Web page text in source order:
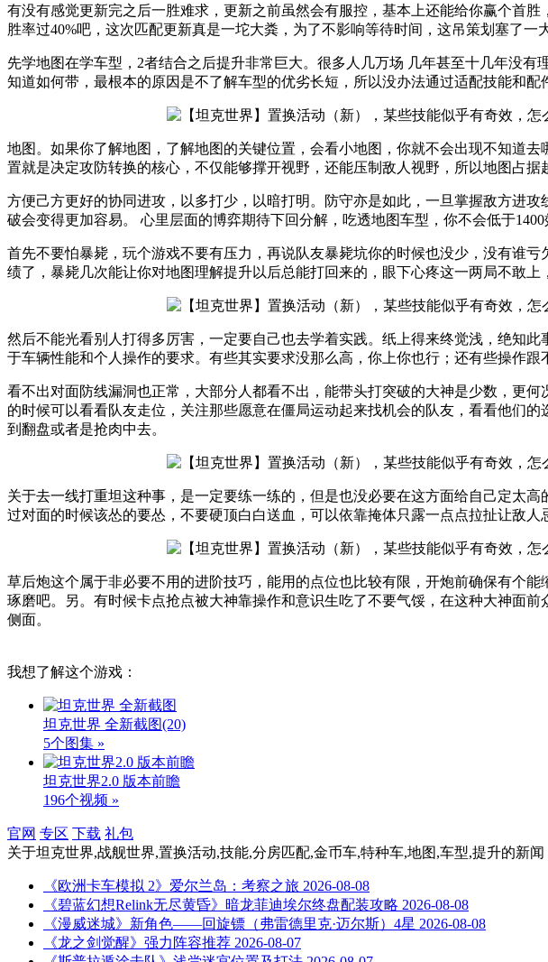
有没有感觉更新完之后一胜难求，更新之前虽然会有服控，基本上还能给你赢个首
胜率过40%吧，这次匹配更新真是一坨大粪，为了不影响等待时间，这吊策划塞了
先学地图在学车型，2者结合之后提升非常巨大。很多人几万场 几年甚至十几年没
知道如何带，最根本的原因是不了解车型的优劣长短，所以没办法通过适配技能和配
地图。如果你了解地图，了解地图的关键位置，会看小地图，你就不会出现不知道
置就是决定攻防转换的核心，不仅能够撑开视野，还能压制敌人视野，所以地图占
方便己方更好的协同进攻，以多打少，以暗打明。防守亦是如此，一旦掌握敌方进
破会变得更加容易。 心里层面的博弈期待下回分解，吃透地图车型，你不会低于
首先不要怕暴毙，玩个游戏不要有压力，再说队友暴毙坑你的时候也没少，没有谁
绩了，暴毙几次能让你对地图理解提升以后总能打回来的，眼下心疼这一两局不敢上
然后不能光看别人打得多厉害，一定要自己也去学着实践。纸上得来终觉浅，绝知
于车辆性能和个人操作的要求。有些其实要求没那么高，你上你也行；还有些操作
看不出对面防线漏洞也正常，大部分人都看不出，能带头打突破的大神是少数，更
的时候可以看看队友走位，关注那些愿意在僵局运动起来找机会的队友，看看他们
到翻盘或者是抢肉中去。
关于去一线打重坦这种事，是一定要练一练的，但是也没必要在这方面给自己定太
过对面的时候该怂的要怂，不要硬顶白白送血，可以依靠掩体只露一点点拉扯让敌
草后炮这个属于非必要不用的进阶技巧，能用的点位也比较有限，开炮前确保有个
琢磨吧。另。有时候卡点抢点被大神靠操作和意识生吃了不要气馁，在这种大神面
侧面。
我想了解这个游戏：
坦克世界 全新截图(20)
5个图集 »
坦克世界2.0 版本前瞻
196个视频 »
官网 专区 下载 礼包
关于坦克世界,战舰世界,置换活动,技能,分房匹配,金币车,特种车,地图,车型,提升的新闻
《欧洲卡车模拟 2》爱尔兰岛：考察之旅 2026-08-08
《碧蓝幻想Relink无尽黄昏》暗龙菲迪埃尔终盘配装攻略 2026-08-08
《漫威迷城》新角色——回旋镖（弗雷德里克·迈尔斯）4星 2026-08-08
《龙之剑觉醒》强力阵容推荐 2026-08-07